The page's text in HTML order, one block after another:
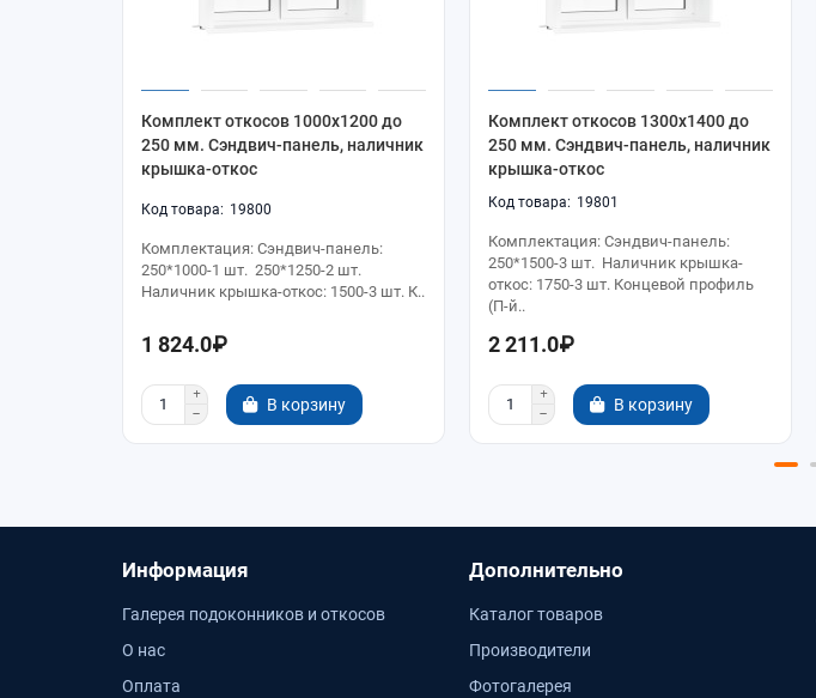
Комплект откосов 1000x1200 до
250 мм. Сэндвич-панель, наличник
крышка-откос
19800
Комплектация: Сэндвич-панель:
250*1000-1 шт. 250*1250-2 шт.
Наличник крышка-откос: 1500-3 шт. К..
1 824.0₽
В корзину
Комплект откосов 1300x1400 до
250 мм. Сэндвич-панель, наличник
крышка-откос
19801
Комплектация: Сэндвич-панель:
250*1500-3 шт. Наличник крышка-
откос: 1750-3 шт. Концевой профиль
(П-й..
2 211.0₽
В корзину
Информация
Галерея подоконников и откосов
О нас
Оплата
Дополнительно
Каталог товаров
Производители
Фотогалерея